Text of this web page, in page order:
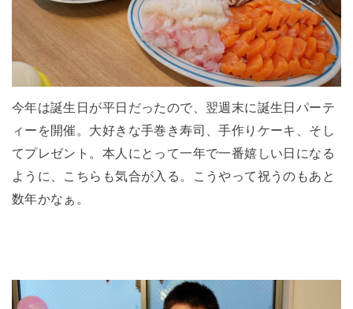
今年は誕生日が平日だったので、翌週末に誕生日パーテ
ィーを開催。大好きな手巻き寿司、手作りケーキ、そし
てプレゼント。本人にとって一年で一番嬉しい日になる
ように、こちらも気合が入る。こうやって祝うのもあと
数年かなぁ。